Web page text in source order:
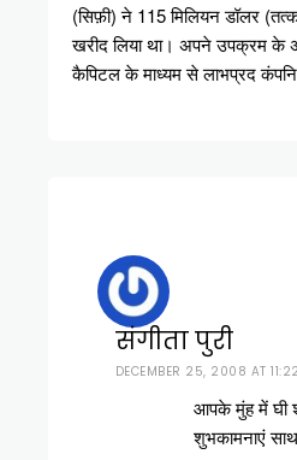
(सिफ़ी) ने 115 मिलियन डॉलर
खरीद लिया था। अपने उपक्रम के
कैपिटल के माध्यम से लाभप्रद
संगीता पुरी
DECEMBER 25, 2008 AT
आपके मुंह में घी
शुभकामनाएं साथ